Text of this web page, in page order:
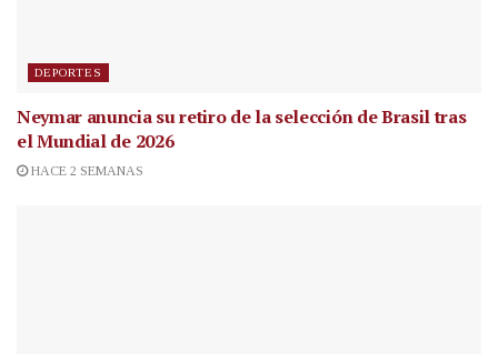
DEPORTES
Neymar anuncia su retiro de la selección de Brasil tras
el Mundial de 2026
HACE 2 SEMANAS